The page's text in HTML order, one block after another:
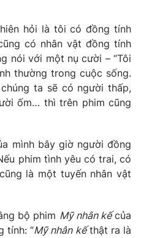
Podcast
Infographic
video
VTV Thể thao
động sản
hỏi là tôi có đồng tính
có nhân vật đồng tính
nói với một nụ cười – “Tôi
thường trong cuộc sống.
ta sẽ có người thấp,
ốm… thì trên phim cũng
mình bây giờ người đồng
phim tình yêu có trai, có
là một tuyến nhân vật
bộ phim Mỹ nhân kếcủa
tính: “Mỹ nhân kếthật ra là